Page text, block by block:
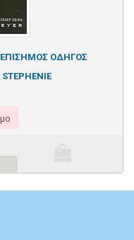
ΟΔΗΓΟΣ
STEPHENIE